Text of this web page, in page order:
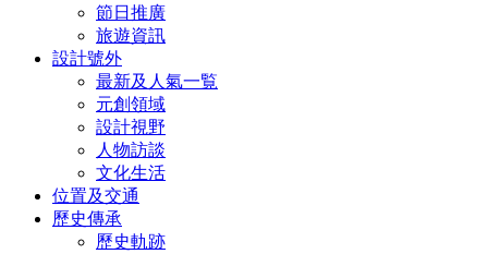
節日推廣
旅遊資訊
設計號外
最新及人氣一覧
元創領域
設計視野
人物訪談
文化生活
位置及交通
歷史傳承
歷史軌跡